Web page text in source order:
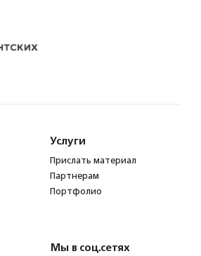
Услуги
Прислать материал
Партнерам
Портфолио
Мы в соц.сетях